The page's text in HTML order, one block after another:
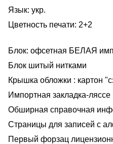
Цветность
Блок: офсетная БЕЛАЯ
Блок
Крышка обложки :
Импортная
Обширная
Страницы для
Первый форзац